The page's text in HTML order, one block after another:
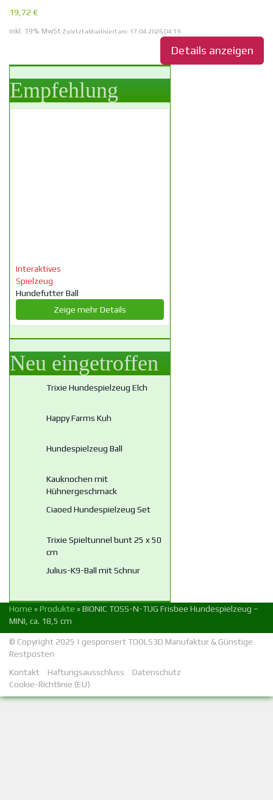
19,72 €
inkl. 19% MwSt. Zuletzt aktualisiert am: 17.04.2026 04:19
Details anzeigen
Empfehlung
Interaktives
Spielzeug
Hundefutter Ball
Zeige mehr Details
Neu eingetroffen
Trixie Hundespielzeug Elch
Happy Farms Kuh
Hundespielzeug Ball
Kauknochen mit
Hühnergeschmack
Ciaoed Hundespielzeug Set
Trixie Spieltunnel bunt 25 x 50
cm
Julius-K9-Ball mit Schnur
Home »Produkte »BIONIC TOSS-N-TUG Frisbee Hundespielzeug –
MINI, ca. 18,5 cm
© Copyright 2025 | gesponsertTOOLS3D Manufaktur & Günstige
Restposten
Kontakt
Haftungsausschluss
Datenschutz
Cookie-Richtlinie (EU)